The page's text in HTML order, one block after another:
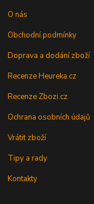
O nás
Obchodní podmínky
Doprava a dodání zboží
Recenze Heureka.cz
Recenze Zbozi.cz
Ochrana osobních údajů
Vrátit zboží
Tipy a rady
Kontakty